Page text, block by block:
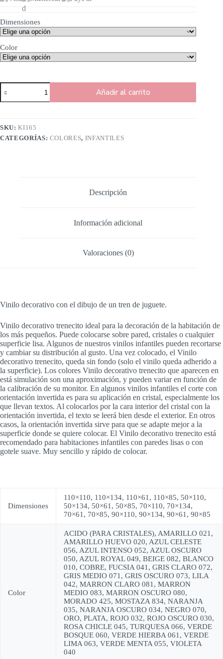
Dimensiones
Color
Añadir al carrito
SKU:KI165
CATEGORÍAS: COLORES, INFANTILES
Descripción
Información adicional
Valoraciones (0)
Vinilo decorativo con el dibujo de un tren de juguete.
Vinilo decorativo trenecito ideal para la decoración de la habitación de
los más pequeños. Puede colocarse sobre pared, cristales o cualquier
superficie lisa. Algunos de nuestros vinilos infantiles pueden recortarse
y cambiar su distribución al gusto. Una vez colocado, el Vinilo
decorativo trenecito, queda sin fondo (solo el vinilo queda adherido a
la superficie). Los colores Vinilo decorativo trenecito que aparecen en
está simulación son una aproximación, y pueden variar en función de
la calibración de su monitor. En algunos vinilos infantiles el corte con
orientación invertida es para su aplicación en cristal, especialmente los
que llevan textos. Al colocarlos por la cara interior del cristal con la
orientación invertida, el texto se leerá bien desde el exterior. En otros
casos, la orientación invertida sirve para que se adapte mejor a la
superficie donde se quiere colocar. El Vinilo decorativo trenecito está
recomendado para habitaciones infantiles con paredes lisas o con
gotele suave. Muy sencillo y rápido de colocar.
Dimensiones
110×110, 110×134, 110×61, 110×85, 50×110,
50×134, 50×61, 50×85, 70×110, 70×134,
70×61, 70×85, 90×110, 90×134, 90×61, 90×85
Color
ACIDO (PARA CRISTALES), AMARILLO 021,
AMARILLO HUEVO 020, AZUL CELESTE
056, AZUL INTENSO 052, AZUL OSCURO
050, AZUL ROYAL 049, BEIGE 082, BLANCO
010, COBRE, FUCSIA 041, GRIS CLARO 072,
GRIS MEDIO 071, GRIS OSCURO 073, LILA
042, MARRON CLARO 081, MARRON
MEDIO 083, MARRON OSCURO 080,
MORADO 425, MOSTAZA 834, NARANJA
035, NARANJA OSCURO 034, NEGRO 070,
ORO, PLATA, ROJO 032, ROJO OSCURO 030,
ROSA CHICLE 045, TURQUESA 066, VERDE
BOSQUE 060, VERDE HIERBA 061, VERDE
LIMA 063, VERDE MENTA 055, VIOLETA
040